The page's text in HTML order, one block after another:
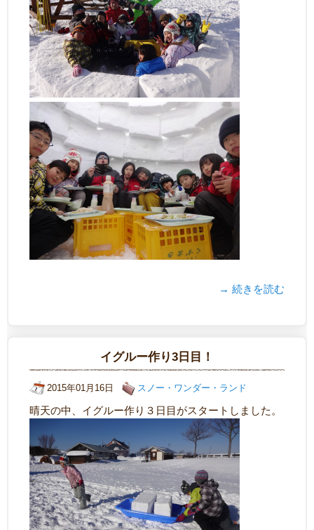
→ 続きを読む
イグルー作り3日目！
2015年01月16日 スノー・ワンダー・ランド
晴天の中、イグルー作り３日目がスタートしました。